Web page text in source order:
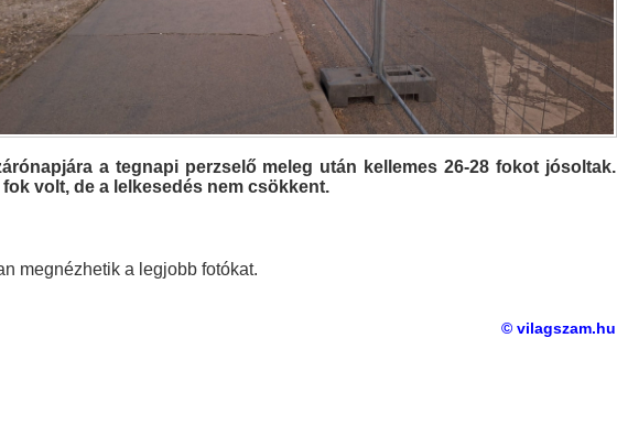
a tegnapi perzselő meleg után kellemes 26-28 fokot jósoltak.
volt, de a lelkesedés nem csökkent.
megnézhetik a legjobb fotókat.
© vilagszam.hu